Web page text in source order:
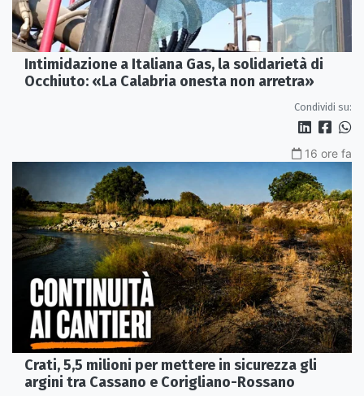
Intimidazione a Italiana Gas, la solidarietà di
Occhiuto: «La Calabria onesta non arretra»
Condividi su:
16 ore fa
Crati, 5,5 milioni per mettere in sicurezza gli
argini tra Cassano e Corigliano-Rossano